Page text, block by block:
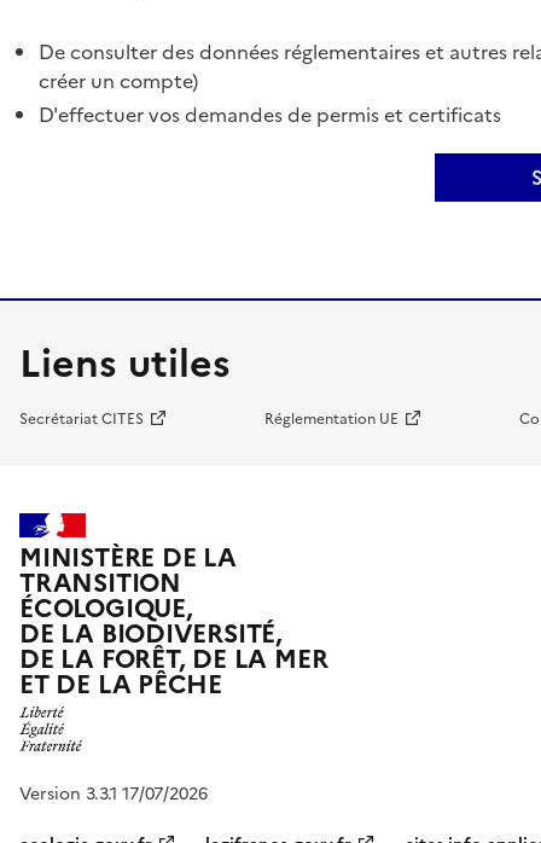
De consulter des données réglementaires et autres
créer un compte)
D'effectuer vos demandes de permis et certificats
Liens utiles
Secrétariat CITES Réglementation UE
MINISTÈRE DE LA
TRANSITION
ÉCOLOGIQUE,
DE LA BIODIVERSITÉ,
DE LA FORÊT, DE LA MER
ET DE LA PÊCHE
Version 3.3.1 17/07/2026